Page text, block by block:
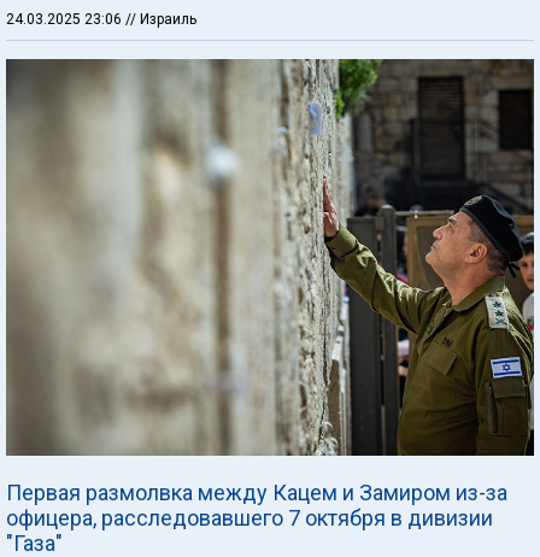
24.03.2025 23:06 // Израиль
Первая размолвка между Кацем и Замиром из-за
офицера, расследовавшего 7 октября в дивизии
"Газа"